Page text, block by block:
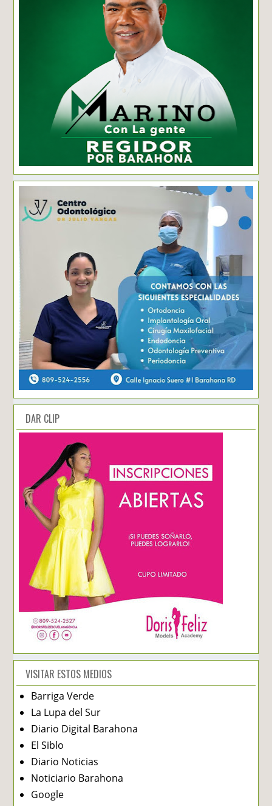
DAR CLIP
VISITAR ESTOS MEDIOS
Barriga Verde
La Lupa del Sur
Diario Digital Barahona
El Siblo
Diario Noticias
Noticiario Barahona
Google